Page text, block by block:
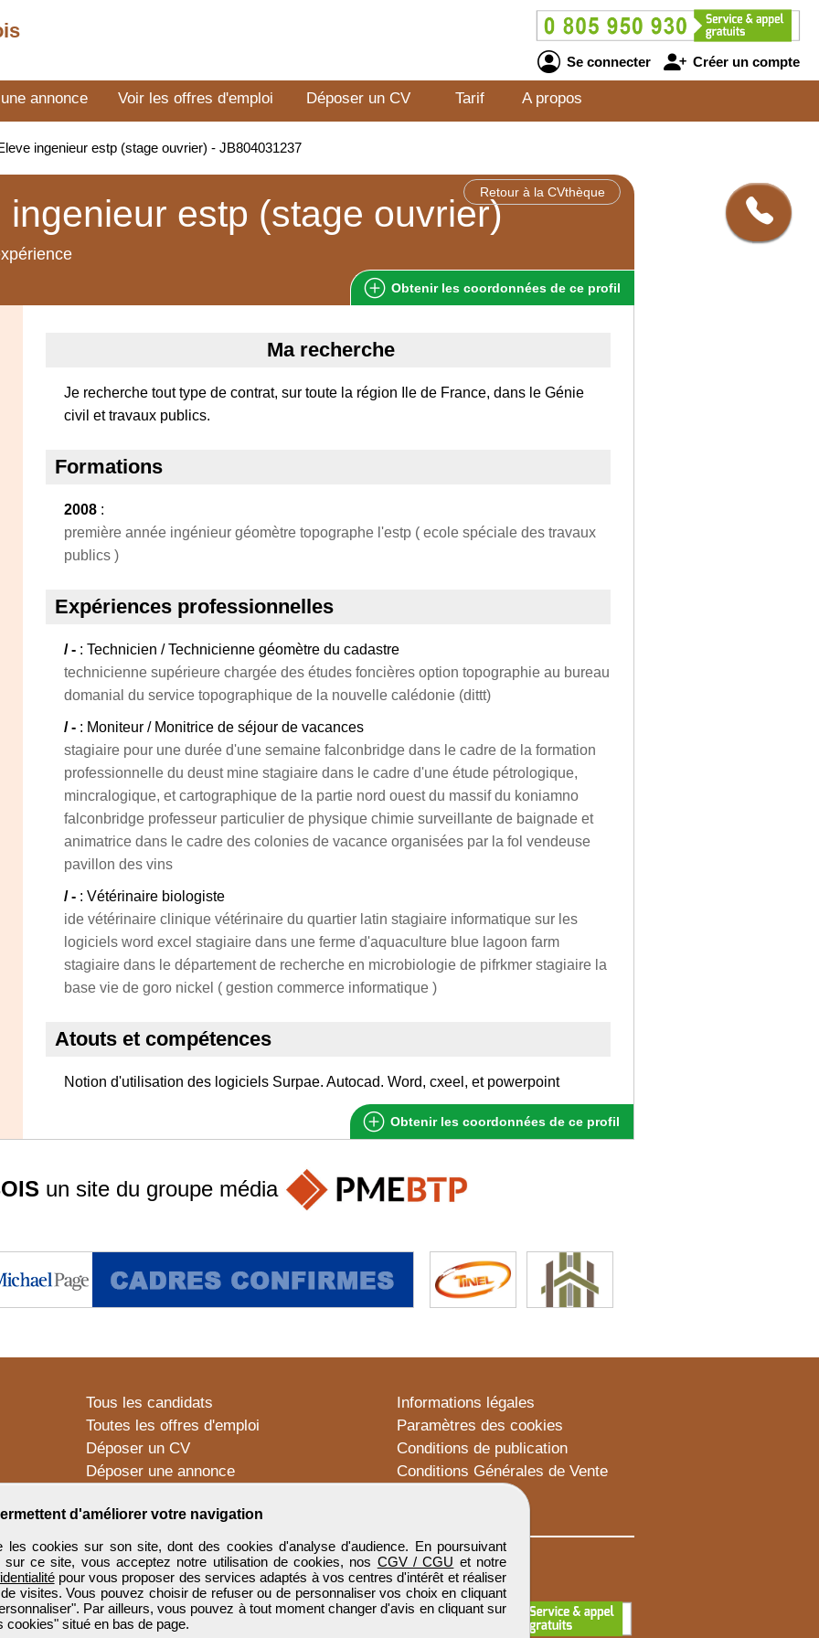
Se connecter Créer un compte
annonce Voir les offres d'emploi Déposer un CV Tarif A propos
ingenieur estp (stage ouvrier) - JB804031237
Retour à la CVthèque
ingenieur estp (stage ouvrier)
Obtenir les coordonnées de ce profil
Ma recherche
Je recherche tout type de contrat, sur toute la région Ile de France, dans le Génie
civil et travaux publics.
Formations
2008 :
première année ingénieur géomètre topographe l'estp ( ecole spéciale des travaux
publics )
Expériences professionnelles
/ - : Technicien / Technicienne géomètre du cadastre
technicienne supérieure chargée des études foncières option topographie au bureau
domanial du service topographique de la nouvelle calédonie (dittt)
/ - : Moniteur / Monitrice de séjour de vacances
stagiaire pour une durée d'une semaine falconbridge dans le cadre de la formation
professionnelle du deust mine stagiaire dans le cadre d'une étude pétrologique,
mincralogique, et cartographique de la partie nord ouest du massif du koniamno
falconbridge professeur particulier de physique chimie surveillante de baignade et
animatrice dans le cadre des colonies de vacance organisées par la fol vendeuse
pavillon des vins
/ - : Vétérinaire biologiste
ide vétérinaire clinique vétérinaire du quartier latin stagiaire informatique sur les
logiciels word excel stagiaire dans une ferme d'aquaculture blue lagoon farm
stagiaire dans le département de recherche en microbiologie de pifrkmer stagiaire la
base vie de goro nickel ( gestion commerce informatique )
Atouts et compétences
Notion d'utilisation des logiciels Surpae. Autocad. Word, cxeel, et powerpoint
Obtenir les coordonnées de ce profil
d'améliorer votre navigation
les cookies sur son site, dont des cookies d'analyse d'audience. En poursuivant
sur ce site, vous acceptez notre utilisation de cookies, nos CGV / CGU et notre
pour vous proposer des services adaptés à vos centres d'intérêt et réaliser
visites. Vous pouvez choisir de refuser ou de personnaliser vos choix en cliquant
Par ailleurs, vous pouvez à tout moment changer d'avis en cliquant sur
cookies" situé en bas de page.
un site du groupe média
Tous les candidats
Toutes les offres d'emploi
Déposer un CV
Déposer une annonce
Informations légales
Paramètres des cookies
Conditions de publication
Conditions Générales de Vente